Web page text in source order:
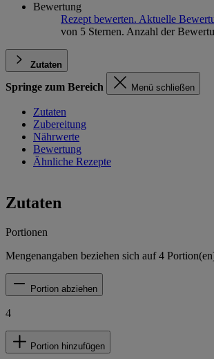
Bewertung
Rezept bewerten. Aktuelle
von 5 Sternen. Anzahl der
Zutaten
Springe zum Bereich Menü schließen
Zutaten
Zubereitung
Nährwerte
Bewertung
Ähnliche Rezepte
Zutaten
Portionen
Mengenangaben beziehen sich auf4
Portion abziehen
4
Portion hinzufügen